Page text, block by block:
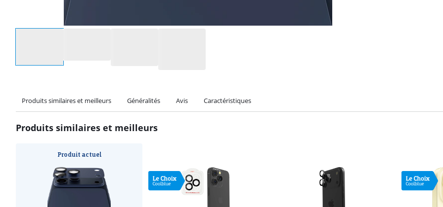
Produits similaires et meilleurs Généralités Avis Caractéristiques
Produits similaires et meilleurs
Produit actuel